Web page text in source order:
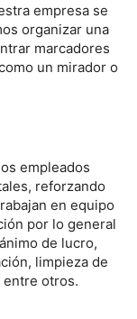
empresa se
organizar una
marcadores
un mirador o
empleados
reforzando
en equipo
por lo general
de lucro,
limpieza de
entre otros.